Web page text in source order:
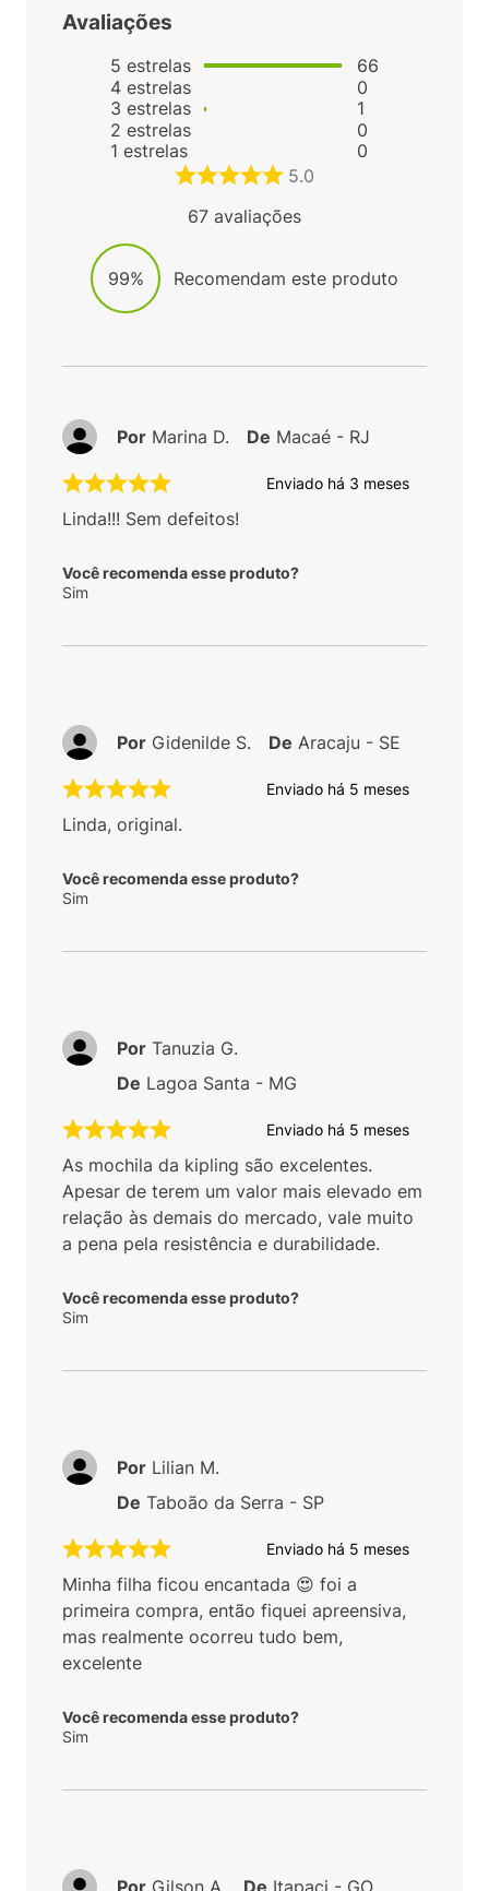
Avaliações
5 estrelas
4 estrelas
3 estrelas
2 estrelas
1 estrelas
66
0
1
0
0
5.0
67 avaliações
99% Recomendam este produto
Enviado há 3 meses
Linda!!! Sem defeitos!
Você recomenda esse produto?
Sim
Por Marina D. De Macaé - RJ
Enviado há 5 meses
Linda, original.
Você recomenda esse produto?
Sim
Por Gidenilde S. De Aracaju - SE
Enviado há 5 meses
As mochila da kipling são excelentes.
Apesar de terem um valor mais elevado em
relação às demais do mercado, vale muito
a pena pela resistência e durabilidade.
Você recomenda esse produto?
Sim
Por Tanuzia G.
De Lagoa Santa - MG
Enviado há 5 meses
Minha filha ficou encantada 😍 foi a
primeira compra, então fiquei apreensiva,
mas realmente ocorreu tudo bem,
excelente
Você recomenda esse produto?
Sim
Por Lilian M.
De Taboão da Serra - SP
Por Gilson A. De Itapaci - GO